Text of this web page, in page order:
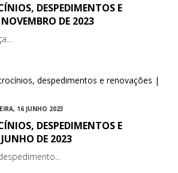
DESPEDIMENTOS E
DE 2023
16 JUNHO 2023
DESPEDIMENTOS E
DE 2023